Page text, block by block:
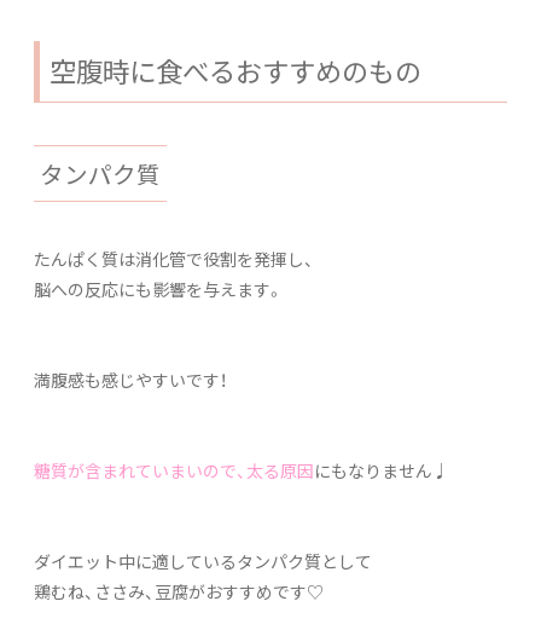
空腹時に食べるおすすめのもの
タンパク質
たんぱく質は消化管で役割を発揮し、
脳への反応にも影響を与えます。
満腹感も感じやすいです！
糖質が含まれていまいので、太る原因にもなりません♩
ダイエット中に適しているタンパク質として
鶏むね、ささみ、豆腐がおすすめです♡